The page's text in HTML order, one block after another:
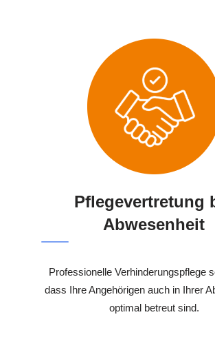
Pflegevertretung
Abwesenheit
Professionelle Verhinderungspflege
dass Ihre Angehörigen auch in Ihrer
optimal betreut sind.